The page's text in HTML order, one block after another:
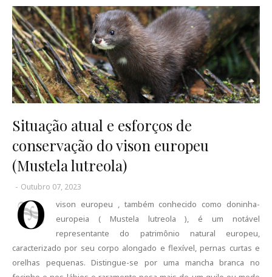
Situação atual e esforços de
conservação do vison europeu
(Mustela lutreola)
- Outubro 07, 2023
O
vison europeu , também conhecido como doninha-
europeia ( Mustela lutreola ), é um notável
representante do patrimônio natural europeu,
caracterizado por seu corpo alongado e flexível, pernas curtas e
orelhas pequenas. Distingue-se por uma mancha branca no